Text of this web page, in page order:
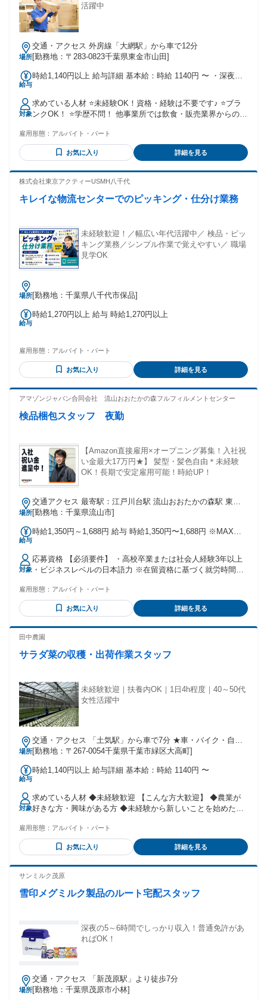
活躍中
場所
交通・アクセス 外房線「大網駅」から車で12分
[勤務地：〒283-0823千葉県東金市山田]
給与
時給1,140円以上 給与詳細 基本給：時給 1140円 〜 ・深夜手
対象
求めている人材 ⭐未経験OK！資格・経験は不要です♪ ⭐ブラ
ンクOK！ ⭐学歴不問！ 他事業所では飲食・販売業界からの出
積極的に行っております。 転職をお考えの方もご応募くださ
い。 ハローワークにてお仕事をお探しの方にもおすすめで
「メンテナンス」 「接客」「販売」などの経験も活かせます
雇用形態： アルバイト・パート
お気に入り 詳細を見る
株式会社東京アクティーUSMH八千代
キレイな物流センターでのピッキング・仕分け業務
未経験歓迎！／幅広い年代活躍中／ 検品・ピッ
キング業務／シンプル作業で覚えやすい／ 職場
見学OK
場所[勤務地：千葉県八千代市保品]
給与
時給1,270円以上 給与 時給1,270円以上
雇用形態： アルバイト・パート
お気に入り 詳細を見る
アマゾンジャパン合同会社 流山おおたかの森フルフィルメントセンター
検品梱包スタッフ 夜勤
【Amazon直接雇用×オープニング募集！入社祝
い金最大17万円★】 髪型・髪色自由＊未経験
OK！長期で安定雇用可能！時給UP！
場所
交通アクセス 最寄駅：江戸川台駅 流山おおたかの森駅 東武
アーバンパークライン 江戸川台駅 から約2km 初石駅 から約
料シャトルバスあり（流山おおたかの森・柏・南流山駅） ★
可能です！ 流山おおたかの森駅発 約25分 柏駅発 約45分 南流
山駅発 約30分
[勤務地：千葉県流山市]
給与
時給1,350円～1,688円 給与 時給1,350円〜1,688円 ※MAX時
合、 契約更新の際に昇給チャンスあり
──────────────── ★ 流山おおたかの森 ★ ★フルフィ
ルメントセンター限定★ ★入社祝い金 特別キャンペーン★
──────────────── ◎対象者： ➀2026年2月1日以降に入
完了されている方で、下記の勤怠に 関する一定の条件を満た
した方 ◎勤務時間別入社祝い金： 入社日に決めて頂く勤務シ
フトによって 入社祝い金額は異なります。 ◆ 週30時間超：
178,080円 ◆ 週20時間 超30時間以下 （30h含）： 133,560円
◆ 週10時間 超20時間以下 （20h含）： 89,040円 ◆ 週10時間
以下（10h含）： 44,520円 ※その他条件につきましては、 応
対象
応募資格 【必須要件】 ・高校卒業または社会人経験3年以上
・ビジネスレベルの日本語力 ※在留資格に基づく就労時間・
いただけません。 ＼こんな方も活躍しています／ ・軽作業未
経験の方 ・パート・アルバイトで 倉庫内作業の経験がある方
商品検品、仕分けやピッキングなどの 倉庫内作業の経験があ
がある方も 活躍しているお仕事です！ その他、 工場での製
業の経験が ある方も経験を活かして働いています。
雇用形態： アルバイト・パート
お気に入り 詳細を見る
田中農園
サラダ菜の収穫・出荷作業スタッフ
未経験歓迎｜扶養内OK｜1日4h程度｜40～50代
女性活躍中
場所
交通・アクセス 「土気駅」から車で7分 ★車・バイク・自転
車通勤OK
[勤務地：〒267-0054千葉県千葉市緑区大高町]
給与
時給1,140円以上 給与詳細 基本給：時給 1140円 〜
対象
求めている人材 ◆未経験歓迎 【こんな方大歓迎】 ◆農業が
好きな方・興味がある方 ◆未経験から新しいことを始めたい
できる方 ◆長く安定して働ける職場で働きたい方
雇用形態： アルバイト・パート
お気に入り 詳細を見る
サンミルク茂原
雪印メグミルク製品のルート宅配スタッフ
深夜の5～6時間でしっかり収入！普通免許があ
ればOK！
場所
交通・アクセス 「新茂原駅」より徒歩7分
[勤務地：千葉県茂原市小林]